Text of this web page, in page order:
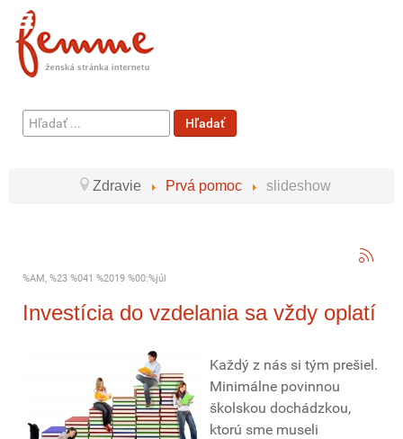
Hľadať
...
Hľadať
Zdravie Prvá pomoc slideshow
%AM, %23 %041 %2019 %00:%júl
Investícia do vzdelania sa vždy oplatí
Každý z nás si tým prešiel.
Minimálne povinnou
školskou dochádzkou,
ktorú sme museli